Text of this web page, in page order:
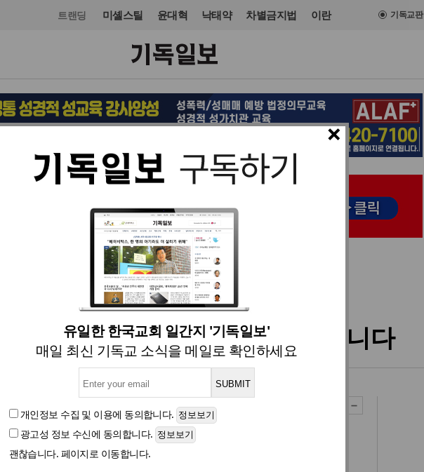
트랜딩 미셸스틸 윤대혁 낙태약 차별금지법 이란 기독교판
×
유일한 한국교회 일간지 '기독일보'
매일 최신 기독교 소식을 메일로 확인하세요
개인정보 수집 및 이용에 동의합니다.
광고성 정보 수신에 동의합니다.
괜찮습니다. 페이지로 이동합니다.
오피니언·칼럼 입력 2014. 07. 04 07:50
여는 기도] 저는 나약한 존재입니다